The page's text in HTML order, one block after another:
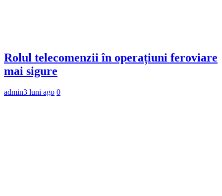
Rolul telecomenzii în operațiuni feroviare
mai sigure
admin3 luni ago 0